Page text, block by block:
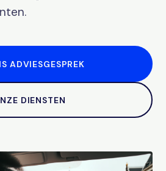
ADVIESGESPREK
DIENSTEN